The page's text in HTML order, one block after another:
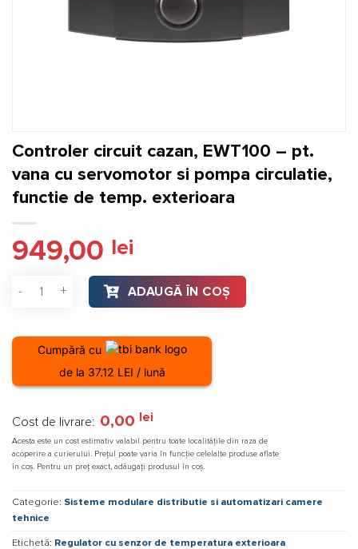
Controler circuit cazan, EWT100 – pt.
vana cu servomotor si pompa circulatie,
functie de temp. exterioara
949,00 lei
Cantitate Controler circuit cazan, EWT100 - pt. vana cu
ADAUGĂ ÎN COȘ
Cumpără cu
de la 37.12 LEI / lună
Cost de livrare: 0,00 lei
Acesta este un cost estimativ valabil pentru toate localitățile din raza de
acoperire a curierului. Prețul poate varia în funcție celelalte produse aflate
în coș. Pentru un preț exact, adăugați produsul în coș.
Categorie: Sisteme modulare distributie si automatizari camere
tehnice
Etichetă: Regulator cu senzor de temperatura exterioara